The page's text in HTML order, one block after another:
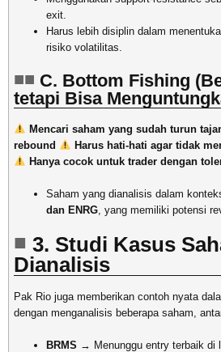
exit.
Harus lebih disiplin dalam
risiko volatilitas.
C. Bottom Fishing
tetapi Bisa
Mencari saham yang sudah turun
rebound
Harus hati-hati agar tidak
Hanya cocok untuk trader dengan
Saham yang dianalisis dalam
dan ENRG, yang memiliki potensi
3. Studi Kasus
Dianalisis
Pak Rio juga memberikan contoh nyata
dengan menganalisis beberapa saham,
BRMS → Menunggu entry terbaik di